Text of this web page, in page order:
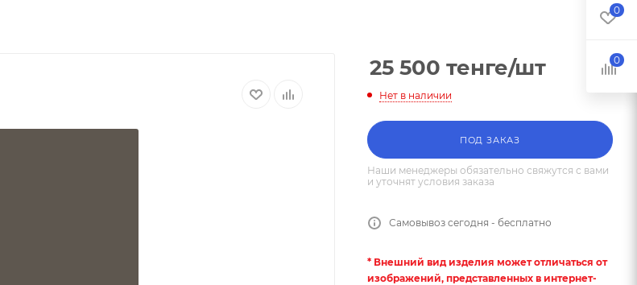
25 500 тенге/шт
Нет в наличии
ПОД ЗАКАЗ
Наши менеджеры обязательно свяжутся с вами
и уточнят условия заказа
Самовывоз сегодня - бесплатно
* Внешний вид изделия может отличаться от
изображений, представленных в интернет-
0
0